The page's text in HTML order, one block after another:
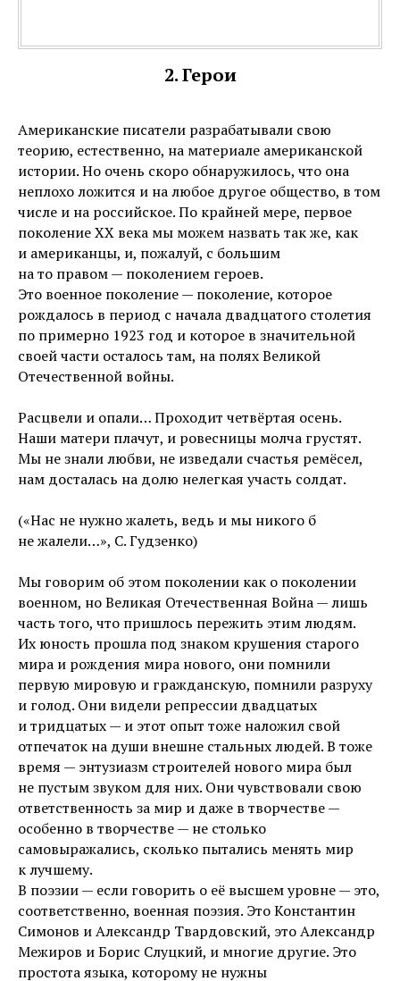
2. Герои
Американские писатели разрабатывали свою
теорию, естественно, на материале американской
истории. Но очень скоро обнаружилось, что она
неплохо ложится и на любое другое общество, в том
числе и на российское. По крайней мере, первое
поколение XX века мы можем назвать так же, как
и американцы, и, пожалуй, с большим
на то правом — поколением героев.
Это военное поколение — поколение, которое
рождалось в период с начала двадцатого столетия
по примерно 1923 год и которое в значительной
своей части осталось там, на полях Великой
Отечественной войны.
Расцвели и опали… Проходит четвёртая осень.
Наши матери плачут, и ровесницы молча грустят.
Мы не знали любви, не изведали счастья ремёсел,
нам досталась на долю нелегкая участь солдат.
(«Нас не нужно жалеть, ведь и мы никого б
не жалели…», С. Гудзенко)
Мы говорим об этом поколении как о поколении
военном, но Великая Отечественная Война — лишь
часть того, что пришлось пережить этим людям.
Их юность прошла под знаком крушения старого
мира и рождения мира нового, они помнили
первую мировую и гражданскую, помнили разруху
и голод. Они видели репрессии двадцатых
и тридцатых — и этот опыт тоже наложил свой
отпечаток на души внешне стальных людей. В тоже
время — энтузиазм строителей нового мира был
не пустым звуком для них. Они чувствовали свою
ответственность за мир и даже в творчестве —
особенно в творчестве — не столько
самовыражались, сколько пытались менять мир
к лучшему.
В поэзии — если говорить о её высшем уровне — это,
соответственно, военная поэзия. Это Константин
Симонов и Александр Твардовский, это Александр
Межиров и Борис Слуцкий, и многие другие. Это
простота языка, которому не нужны